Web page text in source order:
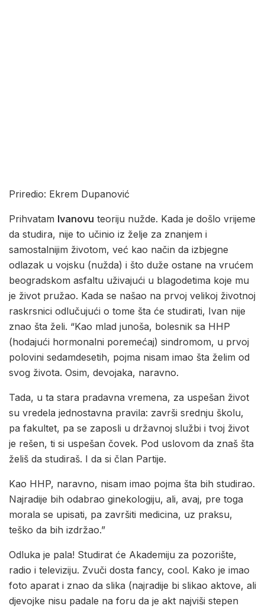
Priredio: Ekrem Dupanović
Prihvatam Ivanovu teoriju nužde. Kada je došlo vrijeme
da studira, nije to učinio iz želje za znanjem i
samostalnijim životom, već kao način da izbjegne
odlazak u vojsku (nužda) i što duže ostane na vrućem
beogradskom asfaltu uživajući u blagodetima koje mu
je život pružao. Kada se našao na prvoj velikoj životnoj
raskrsnici odlučujući o tome šta će studirati, Ivan nije
znao šta želi. “Kao mlad junoša, bolesnik sa HHP
(hodajući hormonalni poremećaj) sindromom, u prvoj
polovini sedamdesetih, pojma nisam imao šta želim od
svog života. Osim, devojaka, naravno.
Tada, u ta stara pradavna vremena, za uspešan život
su vredela jednostavna pravila: završi srednju školu,
pa fakultet, pa se zaposli u državnoj službi i tvoj život
je rešen, ti si uspešan čovek. Pod uslovom da znaš šta
želiš da studiraš. I da si član Partije.
Kao HHP, naravno, nisam imao pojma šta bih studirao.
Najradije bih odabrao ginekologiju, ali, avaj, pre toga
morala se upisati, pa završiti medicina, uz praksu,
teško da bih izdržao.”
Odluka je pala! Studirat će Akademiju za pozorište,
radio i televiziju. Zvuči dosta fancy, cool. Kako je imao
foto aparat i znao da slika (najradije bi slikao aktove, ali
djevojke nisu padale na foru da je akt najviši stepen